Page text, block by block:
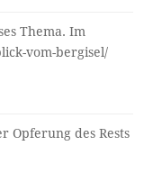
Thema. Im
vom-bergisel/
Opferung des Rests